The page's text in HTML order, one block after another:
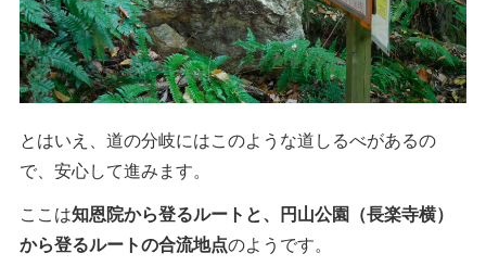
とはいえ、道の分岐にはこのような道しるべがあるの
で、安心して進みます。
ここは知恩院から登るルートと、円山公園（長楽寺横）
から登るルートの合流地点のようです。